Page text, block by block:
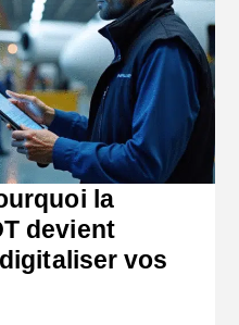
la
devient
vos